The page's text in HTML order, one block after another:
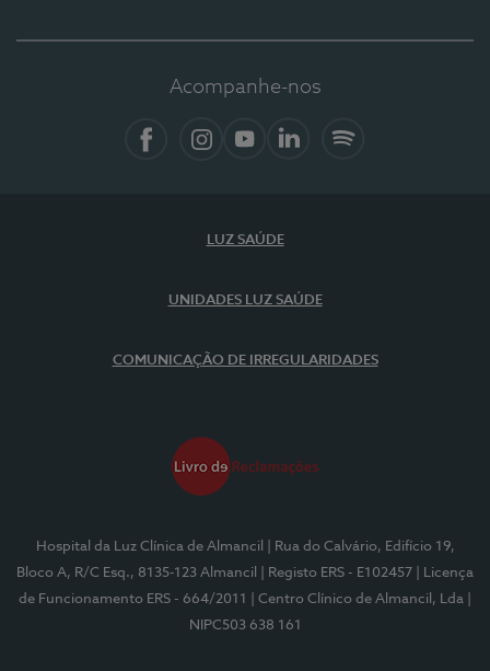
Acompanhe-nos
LUZ SAÚDE
UNIDADES LUZ SAÚDE
COMUNICAÇÃO DE IRREGULARIDADES
Hospital da Luz Clínica de Almancil
| Rua do Calvário, Edifício 19,
Bloco A, R/C Esq., 8135-123 Almancil
| Registo ERS - E102457
| Licença
de Funcionamento ERS - 664/2011
| Centro Clínico de Almancil, Lda
NIPC503 638 161